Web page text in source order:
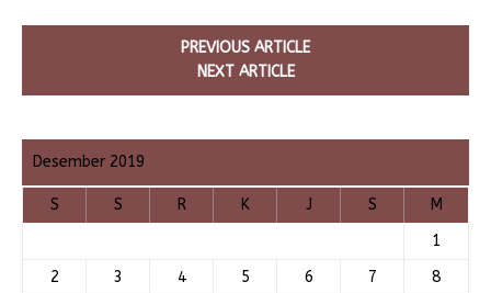
PREVIOUS ARTICLE
NEXT ARTICLE
Desember 2019
S S R K J S
M
1
2
3 4 5 6 7
8